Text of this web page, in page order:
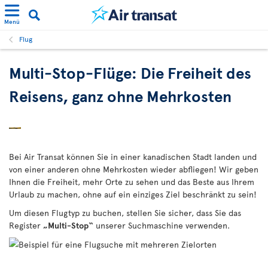
Menü
Flug
Multi-Stop-Flüge: Die Freiheit des
Reisens, ganz ohne Mehrkosten
Bei Air Transat können Sie in einer kanadischen Stadt landen und
von einer anderen ohne Mehrkosten wieder abfliegen! Wir geben
Ihnen die Freiheit, mehr Orte zu sehen und das Beste aus Ihrem
Urlaub zu machen, ohne auf ein einziges Ziel beschränkt zu sein!
Um diesen Flugtyp zu buchen, stellen Sie sicher, dass Sie das
Register „Multi-Stop“ unserer Suchmaschine verwenden.